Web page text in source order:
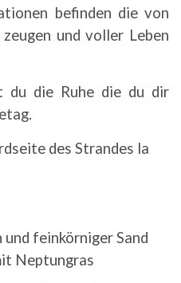
befinden die von
und voller Leben
du die Ruhe die du dir
des Strandes la
feinkörniger Sand
Neptungras